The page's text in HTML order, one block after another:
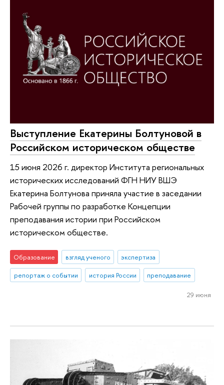
Выступление Екатерины Болтуновой в
Российском историческом обществе
15 июня 2026 г. директор Института региональных
исторических исследований ФГН НИУ ВШЭ
Екатерина Болтунова приняла участие в заседании
Рабочей группы по разработке Концепции
преподавания истории при Российском
историческом обществе.
Образование взгляд ученого
экспертиза
репортаж о событии
история России преподавание
29 июня